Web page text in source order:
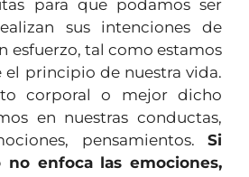
para que podamos ser
sus intenciones de
esfuerzo, tal como estamos
el principio de nuestra vida.
corporal o mejor dicho
en nuestras conductas,
pensamientos. Si
enfoca las emociones,